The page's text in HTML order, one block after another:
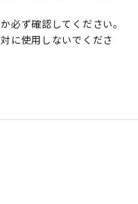
必ず確認してください。
に使用しないでくださ